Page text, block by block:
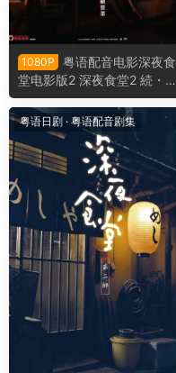
1080P
粤语配音电影深夜食
堂电影版2 深夜食堂2 続・深
夜食堂 Midnight Diner 2
粤语日剧 · 粤语配音剧集